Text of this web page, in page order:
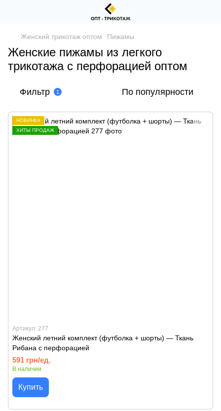
Женский трикотаж оптом Пижамы
Женские пижамы из легкого
трикотажа с перфорацией оптом
Фильтр 1 По популярности
НОВИНКА
ХИТЫ ПРОДАЖ
Артикул: 277
Женский летний комплект (футболка + шорты) — Ткань
Рибана с перфорацией
591 грн/ед.
В наличии
Купить